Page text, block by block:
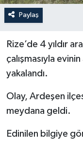
Paylaş
Rize’de 4 yıldır
çalışmasıyla
yakalandı.
Olay, Ardeşen
meydana geldi.
Edinilen bilgiye